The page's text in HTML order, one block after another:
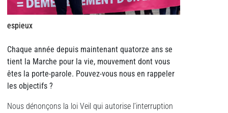
espieux
Chaque année depuis maintenant quatorze ans se
tient la Marche pour la vie, mouvement dont vous
êtes la porte-parole. Pouvez-vous nous en rappeler
les objectifs ?
Nous dénonçons la loi Veil qui autorise l’interruption